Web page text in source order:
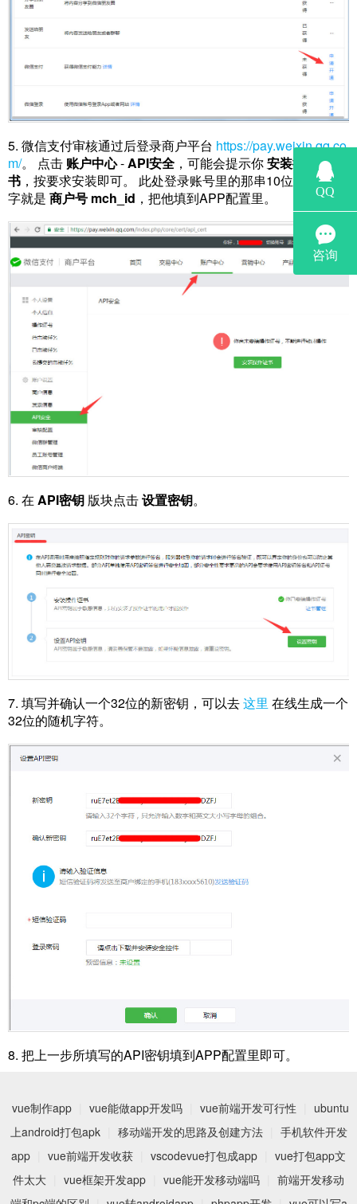
5. 微信支付审核通过后登录商户平台 https://pay.weixin.qq.co
m/。 点击 账户中心-API安全 ，可能会提示你安装操作证
书 ，按要求安装即可。 此处登录账号里的那串10位左右的数
字就是 商户号 mch_id ，把他填到APP配置里。
6. 在 API密钥 版块点击设置密钥。
7. 填写并确认一个32位的新密钥，可以去这里 在线生成一个
32位的随机字符。
8. 把上一步所填写的API密钥填到APP配置里即可。
vue制作app vue能做app开发吗 vue前端开发可行性
ubuntu
上android打包apk
移动端开发的思路及创建方法
手机软件开发
app
vue前端开发收获 vscodevue打包成app
vue打包app文
件太大
vue框架开发app vue能开发移动端吗
前端开发移动